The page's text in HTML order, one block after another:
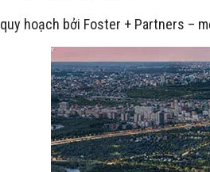
hoạch bởi Foster + Partners –